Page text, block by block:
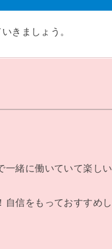
きましょう。
一緒に働いていて楽しい
自信をもっておすすめし